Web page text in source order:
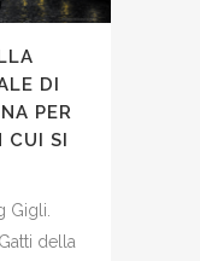
DI
PER
CUI SI
Gigli.
della